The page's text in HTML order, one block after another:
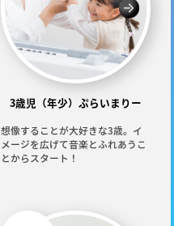
3歳児（年少）ぷらいまりー
想像することが大好きな3歳。イ
メージを広げて音楽とふれあうこ
とからスタート！